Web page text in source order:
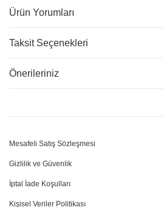
Ürün Yorumları
Taksit Seçenekleri
Önerileriniz
Mesafeli Satış Sözleşmesi
Gizlilik ve Güvenlik
İptal İade Koşulları
Kişisel Veriler Politikası